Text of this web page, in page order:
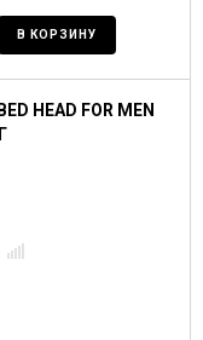
В КОРЗИНУ
HEAD FOR MEN